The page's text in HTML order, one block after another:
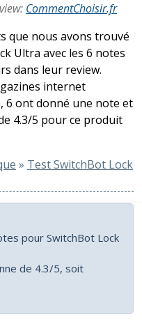
: CommentChoisir.fr
que nous avons trouvé
Ultra avec les 6 notes
dans leur review.
internet
6 ont donné une note et
4.3/5 pour ce produit
» Test SwitchBot Lock
pour SwitchBot Lock
de 4.3/5, soit